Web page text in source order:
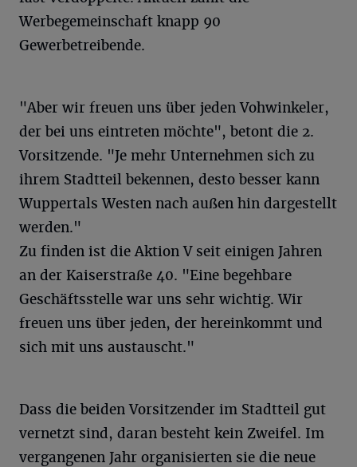
Werbegemeinschaft knapp 90
Gewerbetreibende.
"Aber wir freuen uns über jeden Vohwinkeler,
der bei uns eintreten möchte", betont die 2.
Vorsitzende. "Je mehr Unternehmen sich zu
ihrem Stadtteil bekennen, desto besser kann
Wuppertals Westen nach außen hin dargestellt
werden."
Zu finden ist die Aktion V seit einigen Jahren
an der Kaiserstraße 40. "Eine begehbare
Geschäftsstelle war uns sehr wichtig. Wir
freuen uns über jeden, der hereinkommt und
sich mit uns austauscht."
Dass die beiden Vorsitzender im Stadtteil gut
vernetzt sind, daran besteht kein Zweifel. Im
vergangenen Jahr organisierten sie die neue